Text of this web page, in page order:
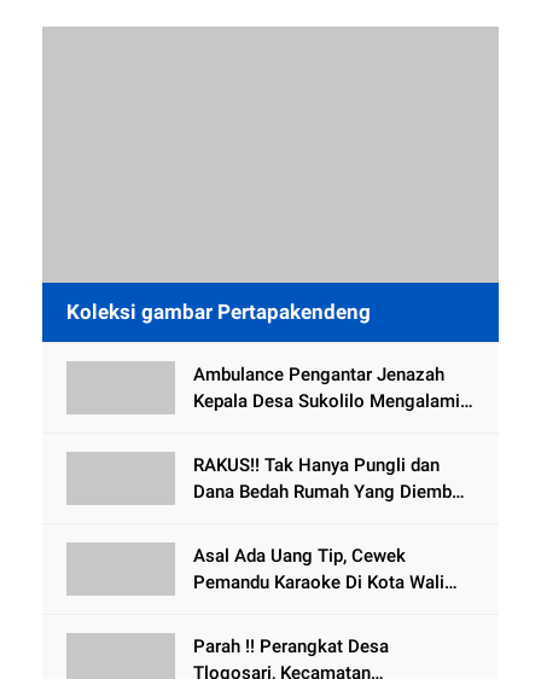
Koleksi gambar Pertapakendeng
Ambulance Pengantar Jenazah
Kepala Desa Sukolilo Mengalami
Meninggal Dunia
RAKUS!! Tak Hanya Pungli dan
Dana Bedah Rumah Yang Diembat,
Tlogowungu, di Duga
Selewengkan Bantuan Mushola
Asal Ada Uang Tip, Cewek
Pemandu Karaoke Di Kota Wali
Parah !! Perangkat Desa
Tlogosari, Kecamatan